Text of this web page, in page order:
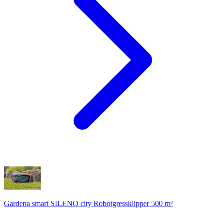
Gardena smart SILENO city Robotgressklipper 500 m²